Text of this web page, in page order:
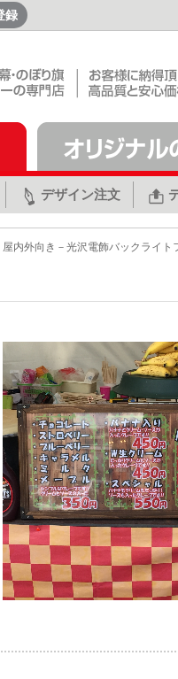
録
デザイン注文
屋内外向き－光沢電飾バックライト